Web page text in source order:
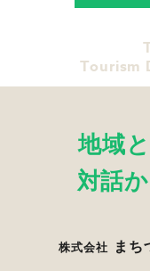
Tourism
地域
対話
株式会社 まち